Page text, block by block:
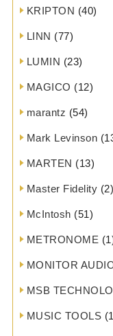
KRIPTON (40)
LINN (77)
LUMIN (23)
MAGICO (12)
marantz (54)
Mark Levinson
MARTEN (13)
Master Fidelity (2)
McIntosh (51)
METRONOME
MONITOR
MSB
MUSIC TOOLS